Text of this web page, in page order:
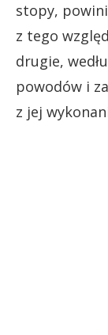
stopy,
z tego
drugie,
powodów i
z jej